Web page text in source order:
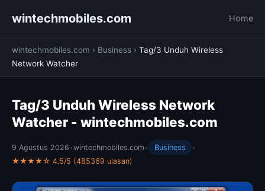
wintechmobiles.com Home
wintechmobiles.com › Business › Tag/3 Unduh Wireless
Network Watcher
Tag/3 Unduh Wireless Network
Watcher - wintechmobiles.com
9 Agustus 2026 •wintechmobiles.com • Business
•
★★★★☆ 4.5/5 (485369 ulasan)